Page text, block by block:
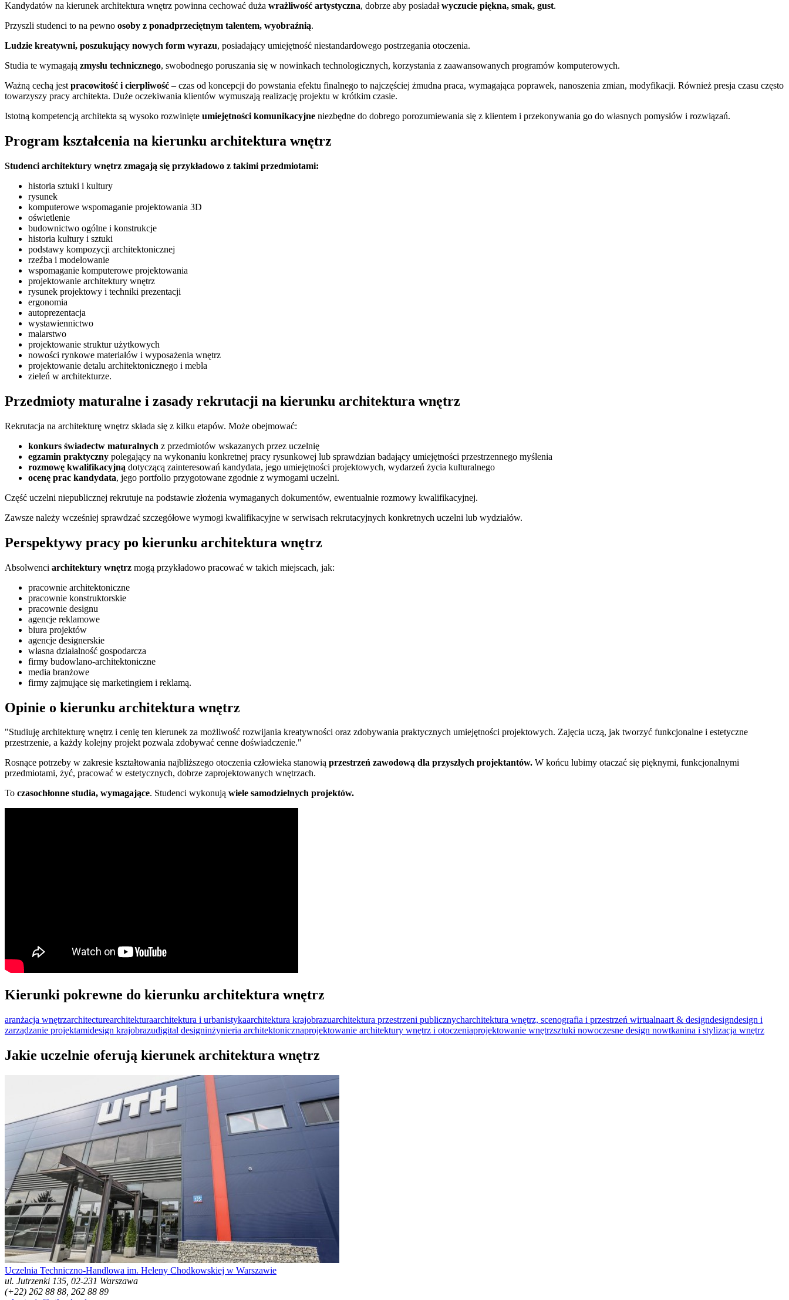
Kandydatów na kierunek architektura wnętrz powinna cechować duża wrażliwość artystyczna, dobrze aby posiadałwyczucie piękna, smak, gust.
Przyszli studenci to na pewno osoby z ponadprzeciętnym talentem, wyobraźnią.
Ludzie kreatywni, poszukujący nowych form wyrazu, posiadający umiejętność niestandardowego postrzegania otoczenia.
Studia te wymagają zmysłu technicznego, swobodnego poruszania się w nowinkach technologicznych, korzystania z zaawansowanych programów komputerowych.
Ważną cechą jest pracowitość i cierpliwość – czas od koncepcji do powstania efektu finalnego to najczęściej żmudna praca, wymagająca poprawek, nanoszenia zmian, modyfikacji. Również presja czasu często
towarzyszy pracy architekta. Duże oczekiwania klientów wymuszają realizację projektu w krótkim czasie.
Istotną kompetencją architekta są wysoko rozwinięte umiejętności komunikacyjne niezbędne do dobrego porozumiewania się z klientem i przekonywania go do własnych pomysłów i rozwiązań.
Program kształcenia na kierunku architektura wnętrz
Studenci architektury wnętrz zmagają się przykładowo z takimi przedmiotami:
historia sztuki i kultury
rysunek
komputerowe wspomaganie projektowania 3D
oświetlenie
budownictwo ogólne i konstrukcje
historia kultury i sztuki
podstawy kompozycji architektonicznej
rzeźba i modelowanie
wspomaganie komputerowe projektowania
projektowanie architektury wnętrz
rysunek projektowy i techniki prezentacji
ergonomia
autoprezentacja
wystawiennictwo
malarstwo
projektowanie struktur użytkowych
nowości rynkowe materiałów i wyposażenia wnętrz
projektowanie detalu architektonicznego i mebla
zieleń w architekturze.
Przedmioty maturalne i zasady rekrutacji na kierunku architektura wnętrz
Rekrutacja na architekturę wnętrz składa się z kilku etapów. Może obejmować:
konkurs świadectw maturalnych z przedmiotów wskazanych przez uczelnię
egzamin praktyczny polegający na wykonaniu konkretnej pracy rysunkowej lub sprawdzian badający umiejętności przestrzennego myślenia
rozmowę kwalifikacyjną dotyczącą zainteresowań kandydata, jego umiejętności projektowych, wydarzeń życia kulturalnego
ocenę prac kandydata, jego portfolio przygotowane zgodnie z wymogami uczelni.
Część uczelni niepublicznej rekrutuje na podstawie złożenia wymaganych dokumentów, ewentualnie rozmowy kwalifikacyjnej.
Zawsze należy wcześniej sprawdzać szczegółowe wymogi kwalifikacyjne w serwisach rekrutacyjnych konkretnych uczelni lub wydziałów.
Perspektywy pracy po kierunku architektura wnętrz
Absolwenci architektury wnętrz mogą przykładowo pracować w takich miejscach, jak:
pracownie architektoniczne
pracownie konstruktorskie
pracownie designu
agencje reklamowe
biura projektów
agencje designerskie
własna działalność gospodarcza
firmy budowlano-architektoniczne
media branżowe
firmy zajmujące się marketingiem i reklamą.
Opinie o kierunku architektura wnętrz
"Studiuję architekturę wnętrz i cenię ten kierunek za możliwość rozwijania kreatywności oraz zdobywania praktycznych umiejętności projektowych. Zajęcia uczą, jak tworzyć funkcjonalne i estetyczne
przestrzenie, a każdy kolejny projekt pozwala zdobywać cenne doświadczenie."
Rosnące potrzeby w zakresie kształtowania najbliższego otoczenia człowieka stanowią przestrzeń zawodową dla przyszłych projektantów. W końcu lubimy otaczać się pięknymi, funkcjonalnymi
przedmiotami, żyć, pracować w estetycznych, dobrze zaprojektowanych wnętrzach.
To czasochłonne studia, wymagające. Studenci wykonują wiele samodzielnych projektów.
Kierunki pokrewne do kierunku architektura wnętrz
aranżacja wnętrzarchitecturearchitekturaarchitektura i urbanistykaarchitektura krajobrazuarchitektura przestrzeni publicznycharchitektura wnętrz, scenografia i przestrzeń wirtualnaart & designdesigndesign i
zarządzanie projektamidesign krajobrazudigital designinżynieria architektonicznaprojektowanie architektury wnętrz i otoczeniaprojektowanie wnętrzsztuki nowoczesne design nowtkanina i stylizacja wnętrz
Jakie uczelnie oferują kierunek architektura wnętrz
Uczelnia Techniczno-Handlowa im. Heleny Chodkowskiej w Warszawie
ul. Jutrzenki 135, 02-231 Warszawa
(+22) 262 88 88, 262 88 89